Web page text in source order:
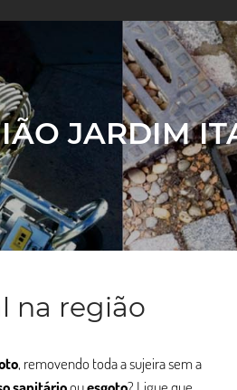
JARDIM
na região
, removendo toda a sujeira sem a